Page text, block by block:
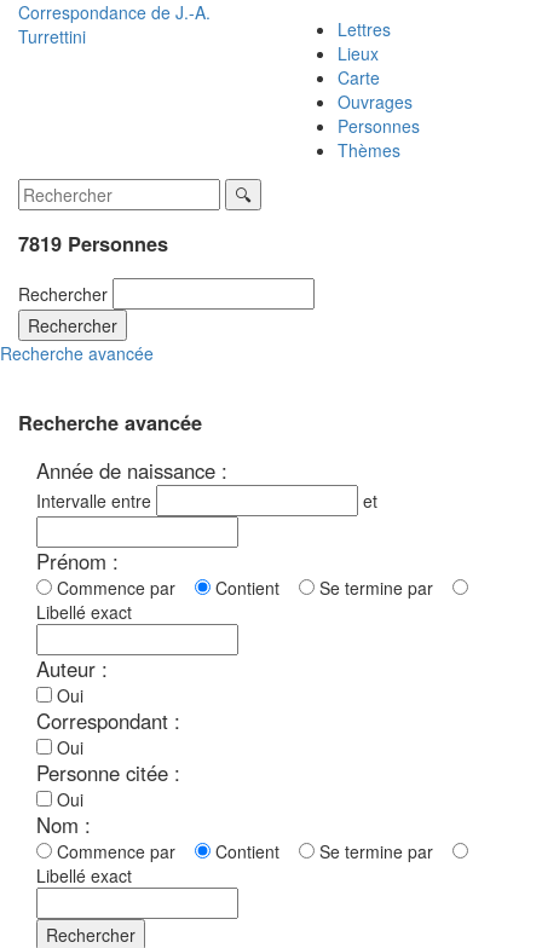
Correspondance de J.-A.
Turrettini
Lettres
Lieux
Carte
Ouvrages
Personnes
Thèmes
7819 Personnes
Rechercher
Rechercher
Recherche avancée
Recherche avancée
Année de naissance :
Intervalle entre et
Prénom :
Commence par Contient
Se termine par
Libellé exact
Auteur :
Oui
Correspondant :
Oui
Personne citée :
Oui
Nom :
Commence par Contient
Se termine par
Libellé exact
Rechercher